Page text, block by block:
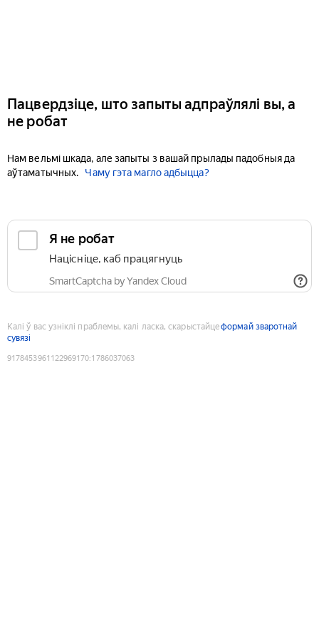
Пацвердзіце, што запыты адпраўлялі вы, а
не робат
Нам вельмі шкада, але запыты з вашай прылады падобныя да
аўтаматычных.
Чаму гэта магло адбыцца?
Я не робат
Націсніце, каб працягнуць
SmartCaptcha by Yandex Cloud
Калі ў вас узніклі праблемы, калі ласка, скарыстайцеформай зваротнай
сувязі
9178453961122969170:1786037063